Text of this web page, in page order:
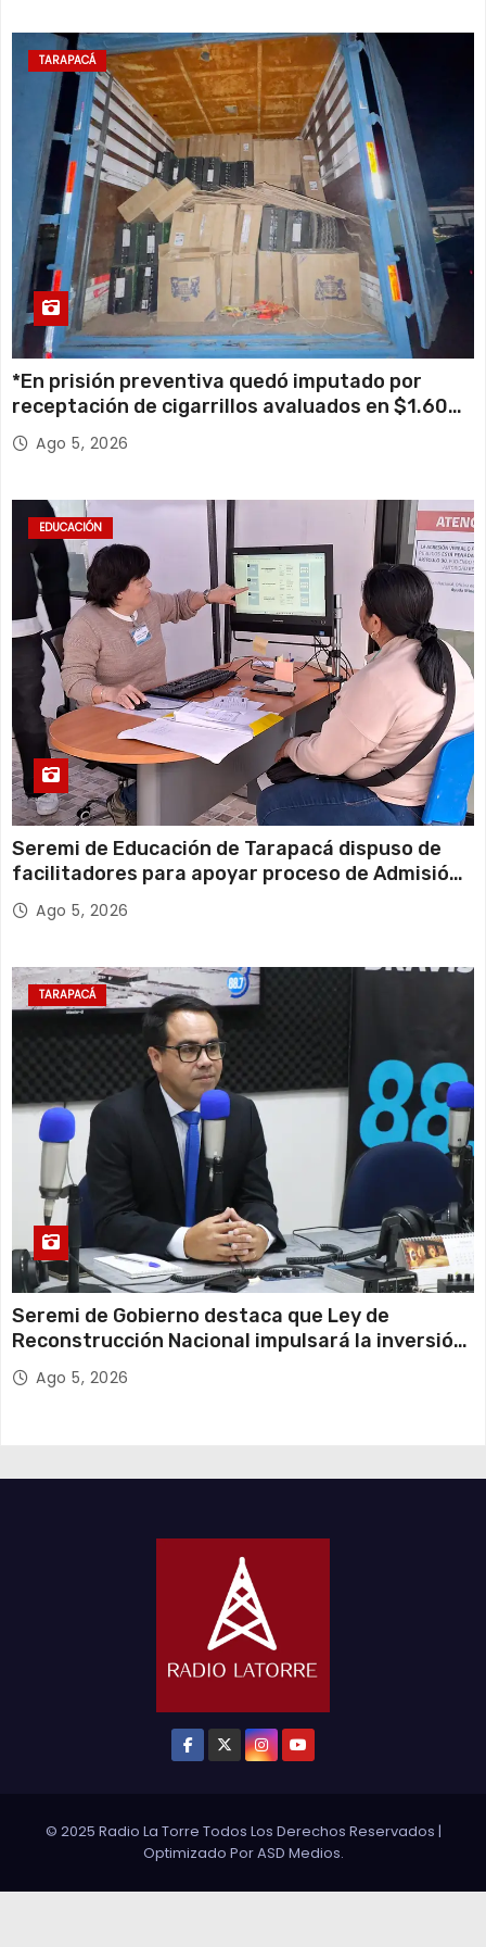
TARAPACÁ
*En prisión preventiva quedó imputado por
receptación de cigarrillos avaluados en $1.600
millones*
Ago 5, 2026
EDUCACIÓN
Seremi de Educación de Tarapacá dispuso de
facilitadores para apoyar proceso de Admisión
Escolar 2027
Ago 5, 2026
TARAPACÁ
Seremi de Gobierno destaca que Ley de
Reconstrucción Nacional impulsará la inversión
y el empleo en Tarapacá
Ago 5, 2026
© 2025 Radio La Torre Todos Los Derechos Reservados |
Optimizado PorASD Medios.